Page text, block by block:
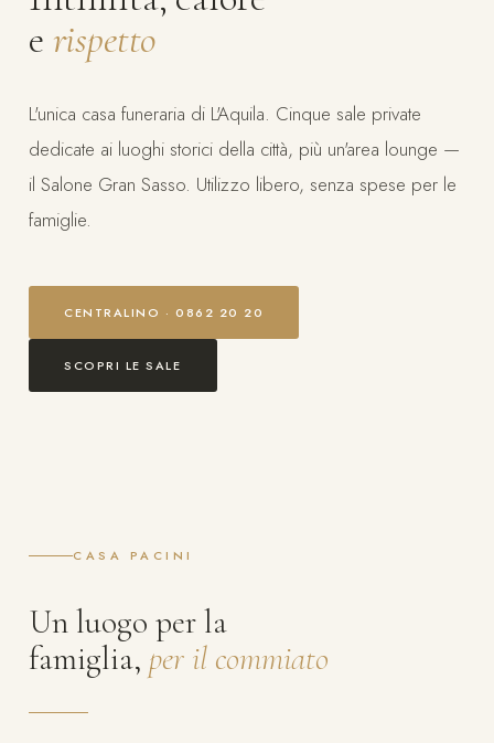
e rispetto
L'unica casa funeraria di L'Aquila. Cinque sale private
dedicate ai luoghi storici della città, più un'area lounge —
il Salone Gran Sasso. Utilizzo libero, senza spese per le
famiglie.
CENTRALINO · 0862 20 20
SCOPRI LE SALE
CASA PACINI
Un luogo per la
famiglia, per il commiato